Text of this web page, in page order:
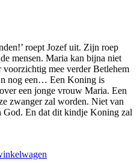
roept Jozef uit. Zijn roep
mensen. Maria kan bijna niet
voorzichtig mee verder Betlehem
nog een… Een Koning is
een jonge vrouw Maria. Een
zwanger zal worden. Niet van
God. En dat dit kindje Koning zal